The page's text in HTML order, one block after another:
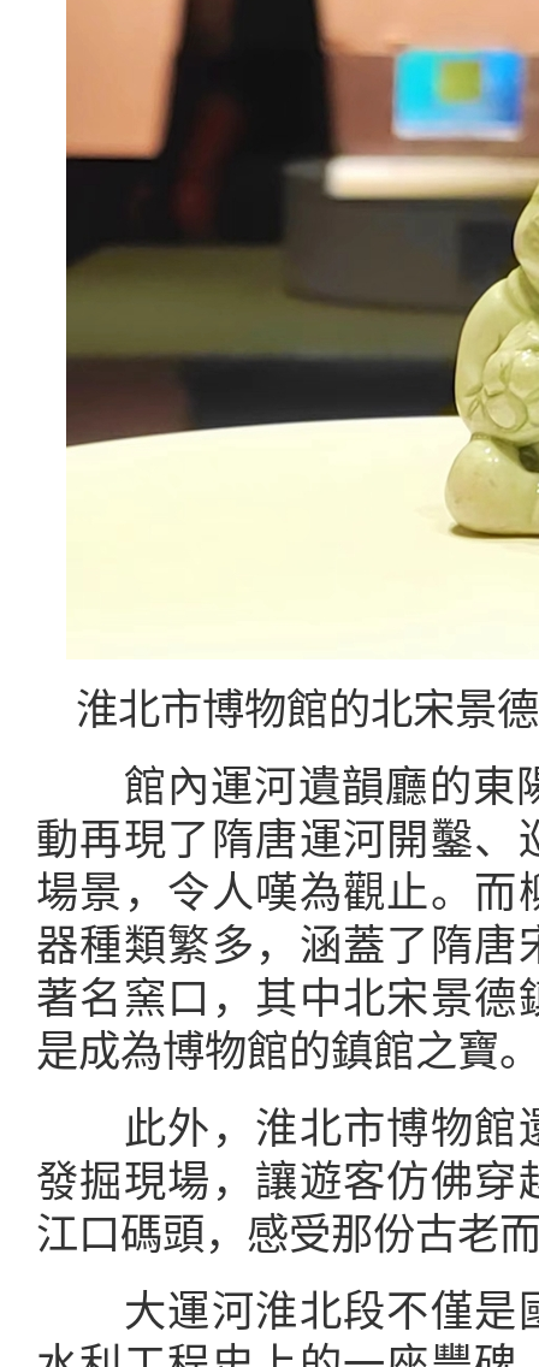
淮北市博物館的北宋景
館內運河遺韻廳的東
動再現了隋唐運河開鑿、
場景，令人嘆為觀止。而
器種類繁多，涵蓋了隋唐
著名窯口，其中北宋景德
是成為博物館的鎮館之寶
此外，淮北市博物館
發掘現場，讓遊客仿佛穿
江口碼頭，感受那份古老
大運河淮北段不僅是